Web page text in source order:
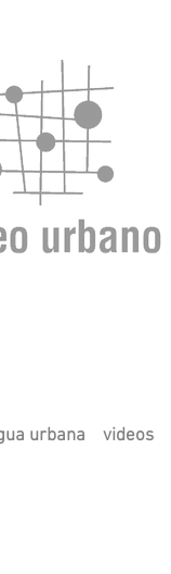
urbana videos